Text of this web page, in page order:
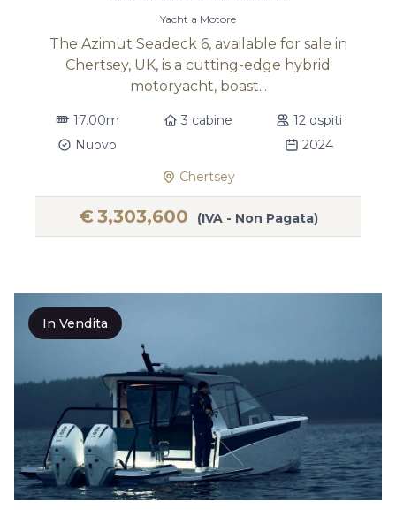
Yacht a Motore
The Azimut Seadeck 6, available for sale in
Chertsey, UK, is a cutting-edge hybrid
motoryacht, boast...
17.00m 3 cabine
12 ospiti
Nuovo
2024
Chertsey
€3,303,600 (IVA - Non Pagata)
In Vendita